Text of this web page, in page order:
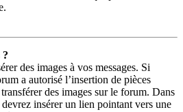
?
des images à vos messages. Si
a autorisé l’insertion de pièces
des images sur le forum. Dans
insérer un lien pointant vers une